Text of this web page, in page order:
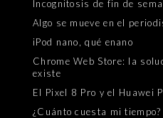
Incognitosis de fin de
Algo se mueve en el
iPod nano, qué enano
Chrome Web Store: la
existe
El Pixel 8 Pro y el Huawei
¿Cuánto cuesta mi tiempo?